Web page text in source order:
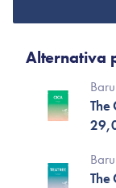
Alternativa
The
The